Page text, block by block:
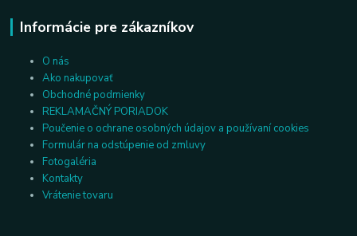
Informácie pre zákazníkov
O nás
Ako nakupovať
Obchodné podmienky
REKLAMAČNÝ PORIADOK
Poučenie o ochrane osobných údajov a používaní cookies
Formulár na odstúpenie od zmluvy
Fotogaléria
Kontakty
Vrátenie tovaru